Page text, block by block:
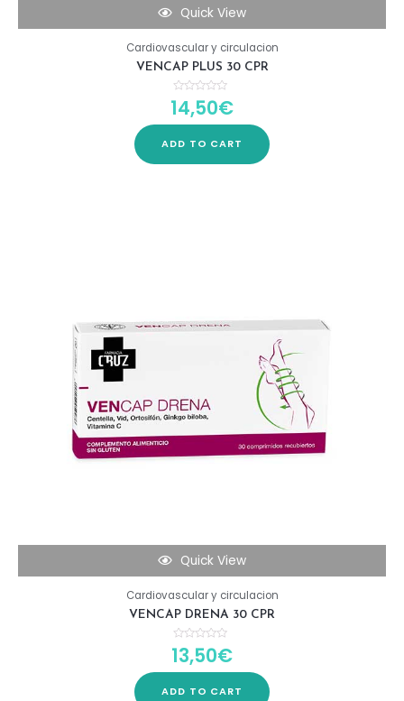
Quick View
Cardiovascular y circulacion
VENCAP PLUS 30 CPR
Rated
0
5
14,50€
ADD TO CART
Quick View
Cardiovascular y circulacion
VENCAP DRENA 30 CPR
Rated
5
13,50€
ADD TO CART